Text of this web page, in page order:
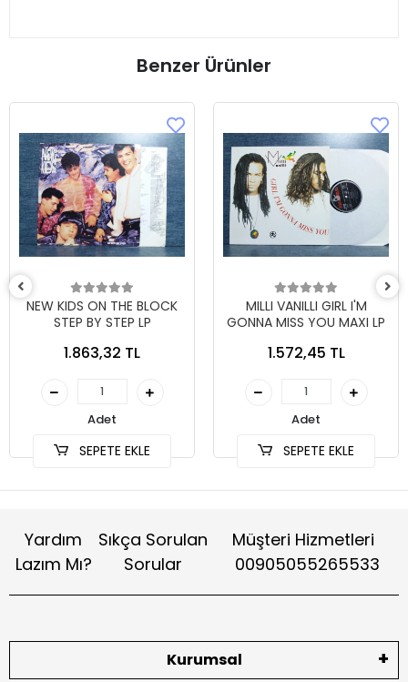
Benzer Ürünler
NEW KIDS ON THE BLOCK
STEP BY STEP LP
1.863,32 TL
Adet
SEPETE EKLE
MILLI VANILLI GIRL I'M
GONNA MISS YOU MAXI LP
1.572,45 TL
Adet
SEPETE EKLE
Yardım
Lazım Mı?
Sıkça Sorulan
Sorular
Müşteri Hizmetleri
00905055265533
Kurumsal